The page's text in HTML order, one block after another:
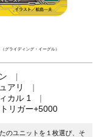
（グライディング・イーグル）
アリ
カル 1
トリガー+5000
のユニットを１枚選び、そ